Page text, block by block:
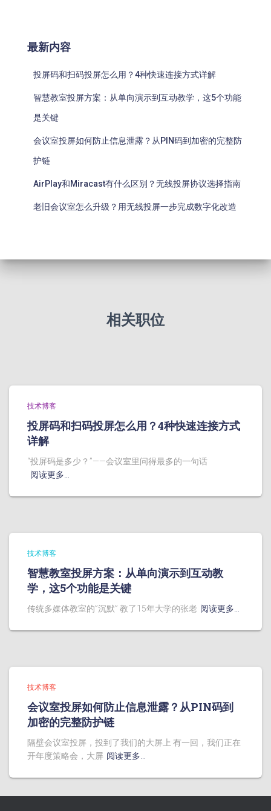
最新内容
投屏码和扫码投屏怎么用？4种快速连接方式详解
智慧教室投屏方案：从单向演示到互动教学，这5个功能
是关键
会议室投屏如何防止信息泄露？从PIN码到加密的完整防
护链
AirPlay和Miracast有什么区别？无线投屏协议选择指南
老旧会议室怎么升级？用无线投屏一步完成数字化改造
相关职位
技术博客
投屏码和扫码投屏怎么用？4种快速连接方式
详解
“投屏码是多少？”——会议室里问得最多的一句话
阅读更多…
技术博客
智慧教室投屏方案：从单向演示到互动教
学，这5个功能是关键
传统多媒体教室的”沉默” 教了15年大学的张老 阅读更多…
技术博客
会议室投屏如何防止信息泄露？从PIN码到
加密的完整防护链
隔壁会议室投屏，投到了我们的大屏上 有一回，我们正在
开年度策略会，大屏 阅读更多…